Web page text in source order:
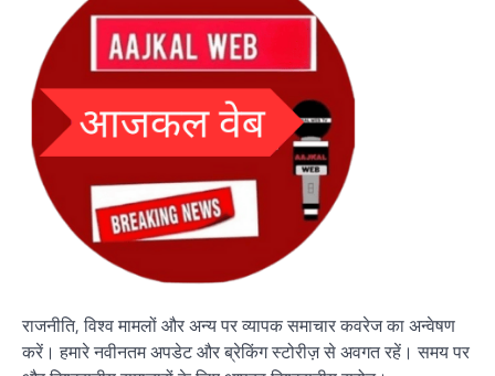
राजनीति, विश्व मामलों और अन्य पर व्यापक समाचार कवरेज का अन्वेषण
करें। हमारे नवीनतम अपडेट और ब्रेकिंग स्टोरीज़ से अवगत रहें। समय पर